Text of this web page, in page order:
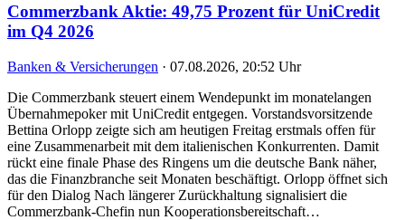
Commerzbank Aktie: 49,75 Prozent für UniCredit
im Q4 2026
Banken & Versicherungen · 07.08.2026, 20:52 Uhr
Die Commerzbank steuert einem Wendepunkt im monatelangen
Übernahmepoker mit UniCredit entgegen. Vorstandsvorsitzende
Bettina Orlopp zeigte sich am heutigen Freitag erstmals offen für
eine Zusammenarbeit mit dem italienischen Konkurrenten. Damit
rückt eine finale Phase des Ringens um die deutsche Bank näher,
das die Finanzbranche seit Monaten beschäftigt. Orlopp öffnet sich
für den Dialog Nach längerer Zurückhaltung signalisiert die
Commerzbank-Chefin nun Kooperationsbereitschaft…